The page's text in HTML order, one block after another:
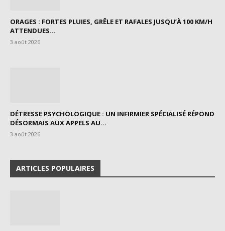
ORAGES : FORTES PLUIES, GRÊLE ET RAFALES JUSQU’À 100 KM/H
ATTENDUES...
3 août 2026
DÉTRESSE PSYCHOLOGIQUE : UN INFIRMIER SPÉCIALISÉ RÉPOND
DÉSORMAIS AUX APPELS AU...
3 août 2026
ARTICLES POPULAIRES